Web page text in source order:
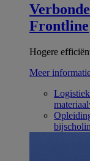
Frontline
Hogere
Meer